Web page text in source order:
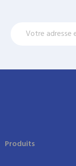
Produits